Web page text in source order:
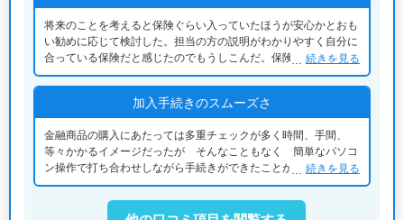
将来のことを考えると保険ぐらい入っていたほうが安心かとおも
い勧めに応じて検討した。担当の方の説明がわかりやすく自分に
合っている保険だと感じたのでもうしこんだ。保険料としても手
ごろであり生活面にも大きな影響もないことから契約した
続きを見る
加入手続きのスムーズさ
金融商品の購入にあたっては多重チェックが多く時間、手間、
等々かかるイメージだったが そんなこともなく 簡単なパソコ
ン操作で打ち合わせしながら手続きができたことから スムーズ
さを感じた。思いの外スムーズで逆に戸惑ってしまった
続きを見る